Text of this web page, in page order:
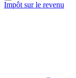
Impôt sur le revenu